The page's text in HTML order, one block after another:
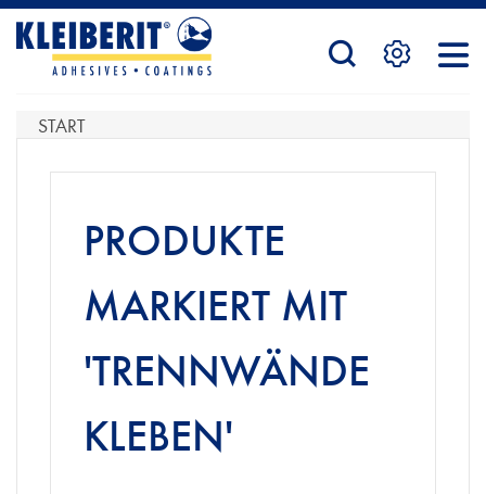
STARTSEITE
PRODUKTE
KONTAKTFORMULAR
START
PRODUKTE
MARKIERT MIT
'TRENNWÄNDE
KLEBEN'